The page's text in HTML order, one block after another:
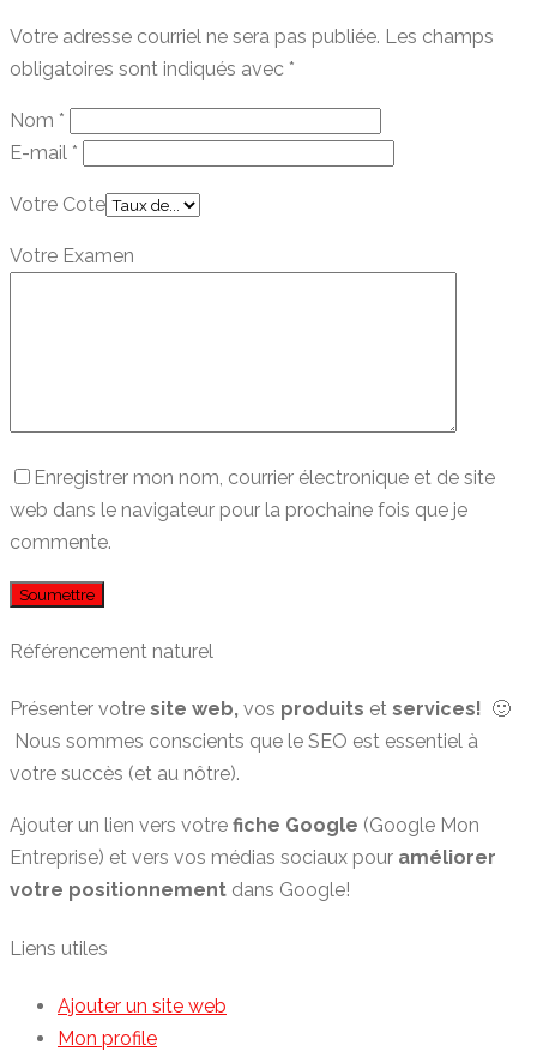
Votre adresse courriel ne sera pas publiée. Les champs
obligatoires sont indiqués avec *
Nom *
E-mail *
Votre Cote
Votre Examen
Enregistrer mon nom, courrier électronique et de site
web dans le navigateur pour la prochaine fois que je
commente.
Référencement naturel
Présenter votre site web, vos produits et services! 🙂
Nous sommes conscients que le SEO est essentiel à
votre succès (et au nôtre).
Ajouter un lien vers votre fiche Google (Google Mon
Entreprise) et vers vos médias sociaux pour améliorer
votre positionnement dans Google!
Liens utiles
Ajouter un site web
Mon profile